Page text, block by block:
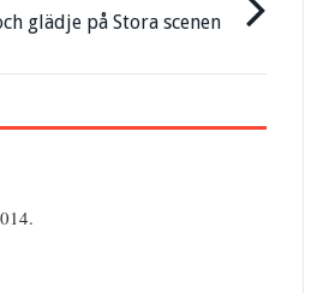
glädje på Stora scenen